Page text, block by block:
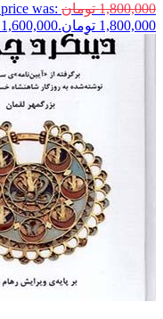
1,800,000 تومان was:
1,800,000 تومان.
1,600,000